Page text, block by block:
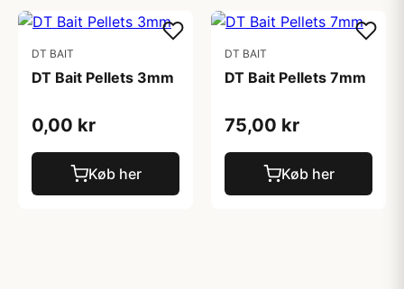
DT BAIT
DT Bait Pellets 3mm
0,00 kr
Køb her
DT BAIT
DT Bait Pellets 7mm
75,00 kr
Køb her